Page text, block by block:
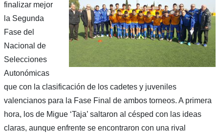
finalizar mejor
la Segunda
Fase del
Nacional de
Selecciones
Autonómicas
que con la clasificación de los cadetes y juveniles
valencianos para la Fase Final de ambos torneos. A primera
hora, los de Migue ‘Taja’ saltaron al césped con las ideas
claras, aunque enfrente se encontraron con una rival